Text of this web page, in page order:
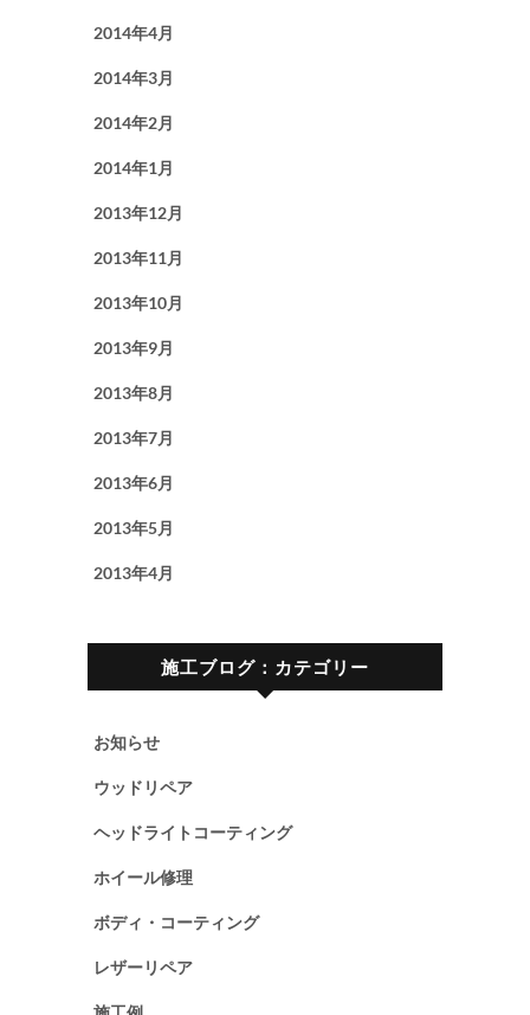
2014年4月
2014年3月
2014年2月
2014年1月
2013年12月
2013年11月
2013年10月
2013年9月
2013年8月
2013年7月
2013年6月
2013年5月
2013年4月
施工ブログ：カテゴリー
お知らせ
ウッドリペア
ヘッドライトコーティング
ホイール修理
ボディ・コーティング
レザーリペア